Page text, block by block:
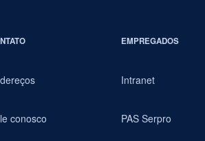
conosco
EMPREGADOS
Intranet
PAS Serpro